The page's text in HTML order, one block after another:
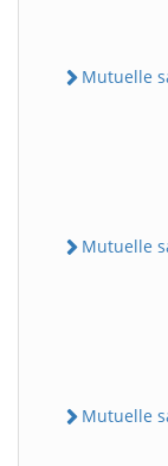
Mutuelle
Mutuelle
Mutuelle